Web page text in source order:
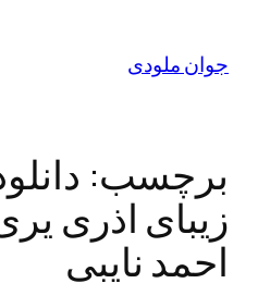
محتواجوان ملودی
برچسب:
زیبای اذری
احمد نایبی